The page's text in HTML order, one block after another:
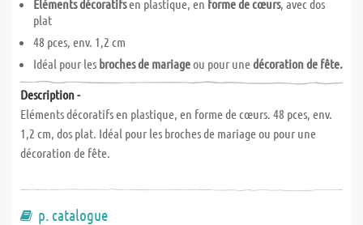
Eléments décoratifsen plastique, en forme de cœurs, avec dos
plat
48 pces, env. 1,2 cm
Idéal pour les broches de mariageou pour unedécoration de fête.
Description -
Eléments décoratifs en plastique, en forme de cœurs. 48 pces, env.
1,2 cm, dos plat. Idéal pour les broches de mariage ou pour une
décoration de fête.
p. catalogue